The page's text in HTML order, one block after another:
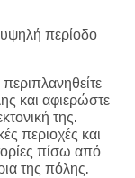
υψηλή περίοδο
περιπλανηθείτε
και αφιερώστε
της.
περιοχές και
πίσω από
της πόλης.